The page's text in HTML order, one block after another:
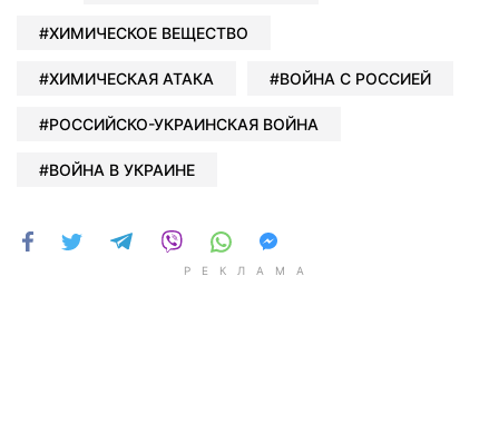
ХИМИЧЕСКОЕ ВЕЩЕСТВО
ХИМИЧЕСКАЯ АТАКА ВОЙНА С РОССИЕЙ
РОССИЙСКО-УКРАИНСКАЯ ВОЙНА
ВОЙНА В УКРАИНЕ